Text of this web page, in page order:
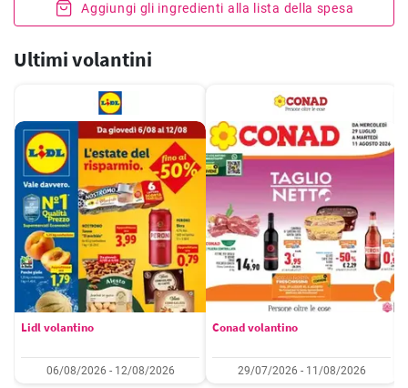
Aggiungi gli ingredienti alla lista della spesa
Ultimi volantini
Lidl volantino
06/08/2026 - 12/08/2026
Conad volantino
29/07/2026 - 11/08/2026